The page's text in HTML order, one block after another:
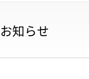
お知らせ